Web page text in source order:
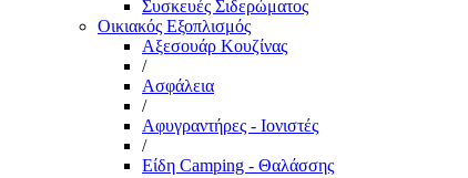
Συσκευές Σιδερώματος
Οικιακός Εξοπλισμός
Αξεσουάρ Κουζίνας
/
Ασφάλεια
/
Αφυγραντήρες - Ιονιστές
/
Είδη Camping - Θαλάσσης